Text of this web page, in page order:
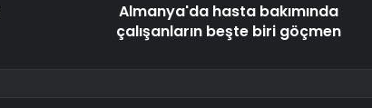
Almanya'da hasta bakımında
çalışanların beşte biri göçmen